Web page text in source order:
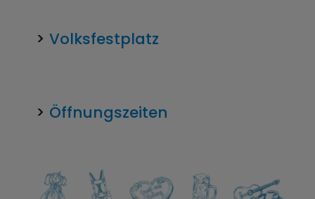
> Volksfestplatz
> Öffnungszeiten